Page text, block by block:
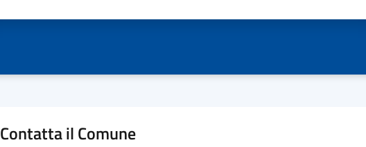
Contatta il Comune